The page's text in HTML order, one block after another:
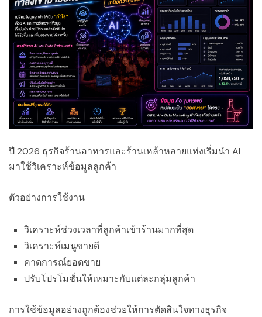
ปี 2026 ธุรกิจร้านอาหารและร้านเหล้าหลายแห่งเริ่มนำ AI
มาใช้วิเคราะห์ข้อมูลลูกค้า
ตัวอย่างการใช้งาน
วิเคราะห์ช่วงเวลาที่ลูกค้าเข้าร้านมากที่สุด
วิเคราะห์เมนูขายดี
คาดการณ์ยอดขาย
ปรับโปรโมชั่นให้เหมาะกับแต่ละกลุ่มลูกค้า
การใช้ข้อมูลอย่างถูกต้องช่วยให้การตัดสินใจทางธุรกิจ